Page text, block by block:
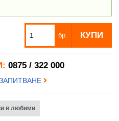
бр. КУПИ
0875 / 322 000
в любими